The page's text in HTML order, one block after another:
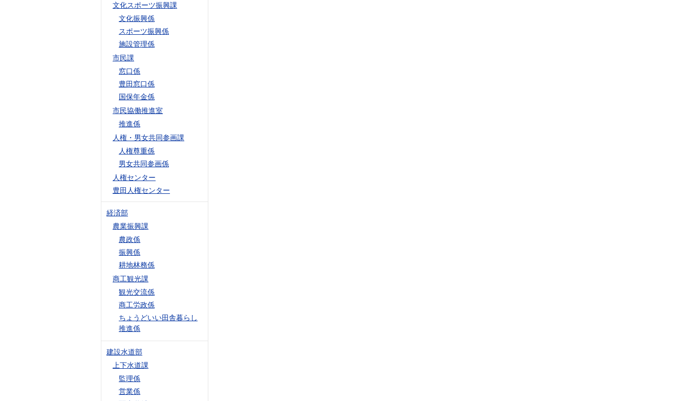
文化スポーツ振興課
文化振興係
スポーツ振興係
施設管理係
市民課
窓口係
豊田窓口係
国保年金係
市民協働推進室
推進係
人権・男女共同参画課
人権尊重係
男女共同参画係
人権センター
豊田人権センター
経済部
農業振興課
農政係
振興係
耕地林務係
商工観光課
観光交流係
商工労政係
ちょうどいい田舎暮らし
推進係
建設水道部
上下水道課
監理係
営業係